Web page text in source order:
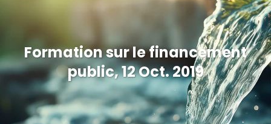
Formation sur le financement
public, 12 Oct. 2019